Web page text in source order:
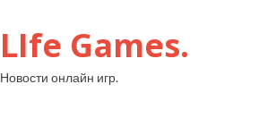
LIfe Games.
Новости онлайн игр.